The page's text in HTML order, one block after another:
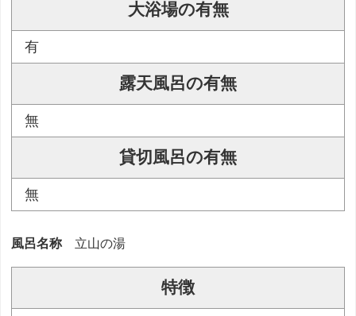
大浴場の有無
有
露天風呂の有無
無
貸切風呂の有無
無
風呂名称 立山の湯
特徴